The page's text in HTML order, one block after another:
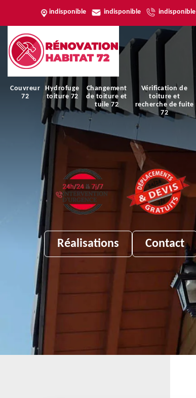
indisponible indisponible indisponible
Couvreur
72
Hydrofuge
toiture 72
Changement
de toiture et
tuile 72
Vérification de
toiture et
recherche de fuite
72
Réalisations Contact